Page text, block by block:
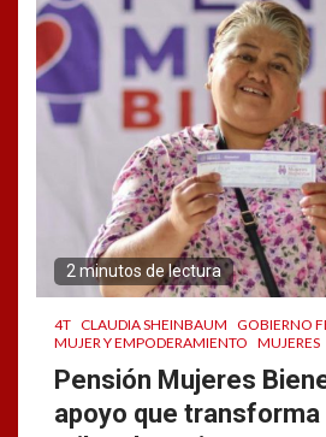
2 minutos de lectura
4T CLAUDIA SHEINBAUM GOBIERNO
MUJER Y EMPODERAMIENTO MUJERES
Pensión Mujeres
apoyo que transforma